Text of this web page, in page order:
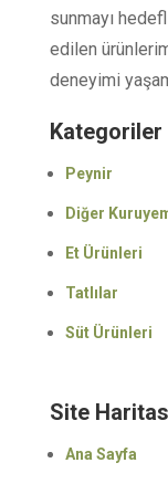
sunmayı
edilen
deneyimi
Kategoriler
Peynir
Diğer
Et Ürünleri
Tatlılar
Süt Ürünleri
Site
Ana Sayfa